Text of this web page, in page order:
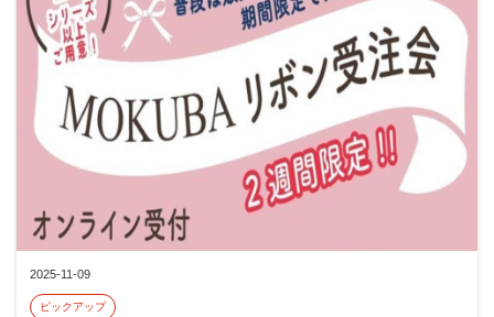
2025-11-09
ピックアップ